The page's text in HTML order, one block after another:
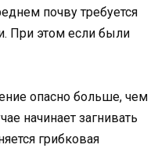
почву требуется
При этом если были
опасно больше, чем
начинает загнивать
грибковая